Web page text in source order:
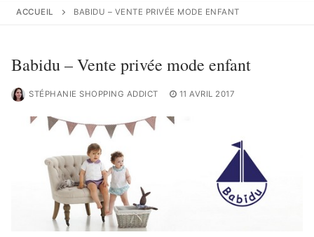
Rechercher :
ACCUEIL BABIDU – VENTE PRIVÉE MODE ENFANT
Babidu – Vente privée mode enfant
STÉPHANIE SHOPPING ADDICT 11 AVRIL 2017